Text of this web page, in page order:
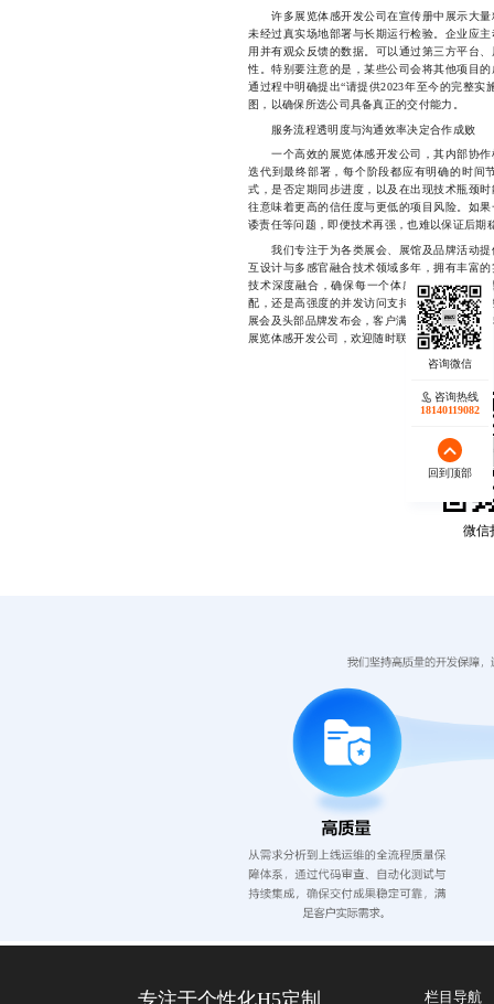
许多展览体感开发公司在宣传册中展示大量
未经过真实场地部署与长期运行检验。企业应
用并有观众反馈的数据。可以通过第三方平台
性。特别要注意的是，某些公司会将其他项目
通过程中明确提出“请提供2023年至今的完整
图，以确保所选公司具备真正的交付能力。
服务流程透明度与沟通效率决定合作成败
一个高效的展览体感开发公司，其内部协作
迭代到最终部署，每个阶段都应有明确的时间
式，是否定期同步进度，以及在出现技术瓶颈
往意味着更高的信任度与更低的项目风险。如
诿责任等问题，即便技术再强，也难以保证后期
我们专注于为各类展会、展馆及品牌活动提
互设计与多感官融合技术领域多年，拥有丰富
技术深度融合，确保每一个体感交互环节都能
配，还是高强度的并发访问支持，我们都具备
展会及头部品牌发布会，客户满意度持续保持在
展览体感开发公司，欢迎随时联系18140119082
微信
咨询热线
18140119082
回到顶部
栏目导航